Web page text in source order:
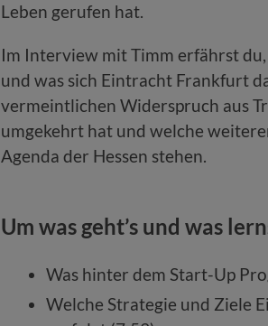
Leben gerufen hat.
Im Interview mit Timm erfährst
und was sich Eintracht Frankfurt
vermeintlichen Widerspruch aus
umgekehrt hat und welche
Agenda der Hessen stehen.
Um was geht’s und was
Was hinter dem Start-Up
Welche Strategie und Ziele